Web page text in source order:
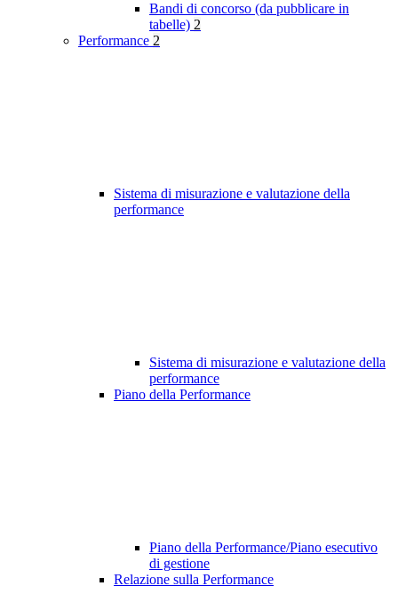
Bandi di concorso (da pubblicare in
tabelle) 2
Performance 2
Sistema di misurazione e valutazione della
performance
Sistema di misurazione e valutazione della
performance
Piano della Performance
Piano della Performance/Piano esecutivo
di gestione
Relazione sulla Performance